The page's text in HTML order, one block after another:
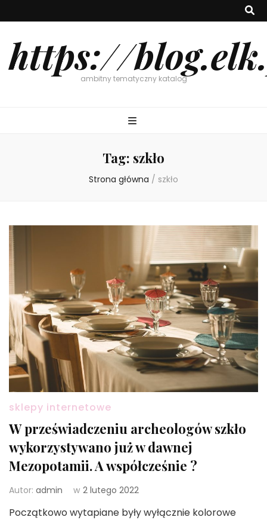
https://ambitny tematyczny katalog
Tag: szkło
Strona główna / szkło
sklepy internetowe
W przeświadczeniu archeologów szkło
wykorzystywano już w dawnej
Mezopotamii. A współcześnie ?
Autor: admin w 2 lutego 2022
Początkowo wytapiane były wyłącznie kolorowe